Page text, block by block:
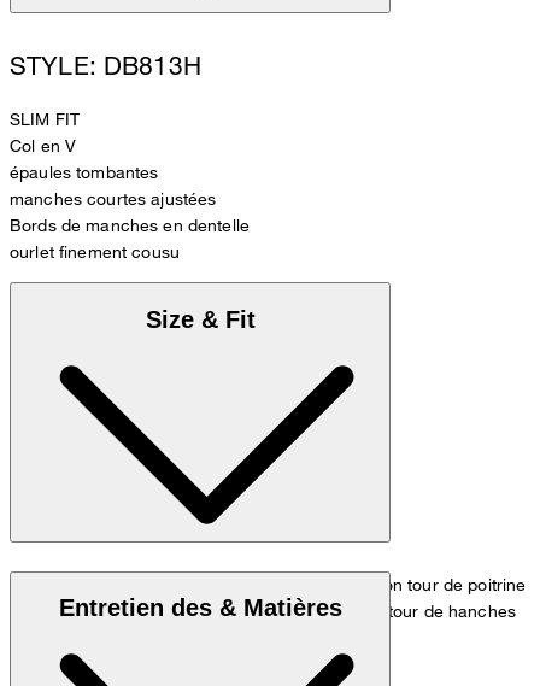
STYLE: DB813H
SLIM FIT
Col en V
épaules tombantes
manches courtes ajustées
Bords de manches en dentelle
ourlet finement cousu
Size & Fit
Le modèle porte la taille 36 et mesure 1,80 m, son tour de poitrine
est de 83 cm, son tour de taille de 60 cm et son tour de hanches
Tableau des mesures
Entretien des & Matières